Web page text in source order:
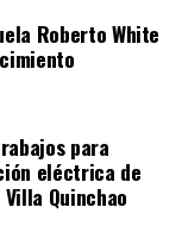
Roberto White
para
eléctrica de
Quinchao